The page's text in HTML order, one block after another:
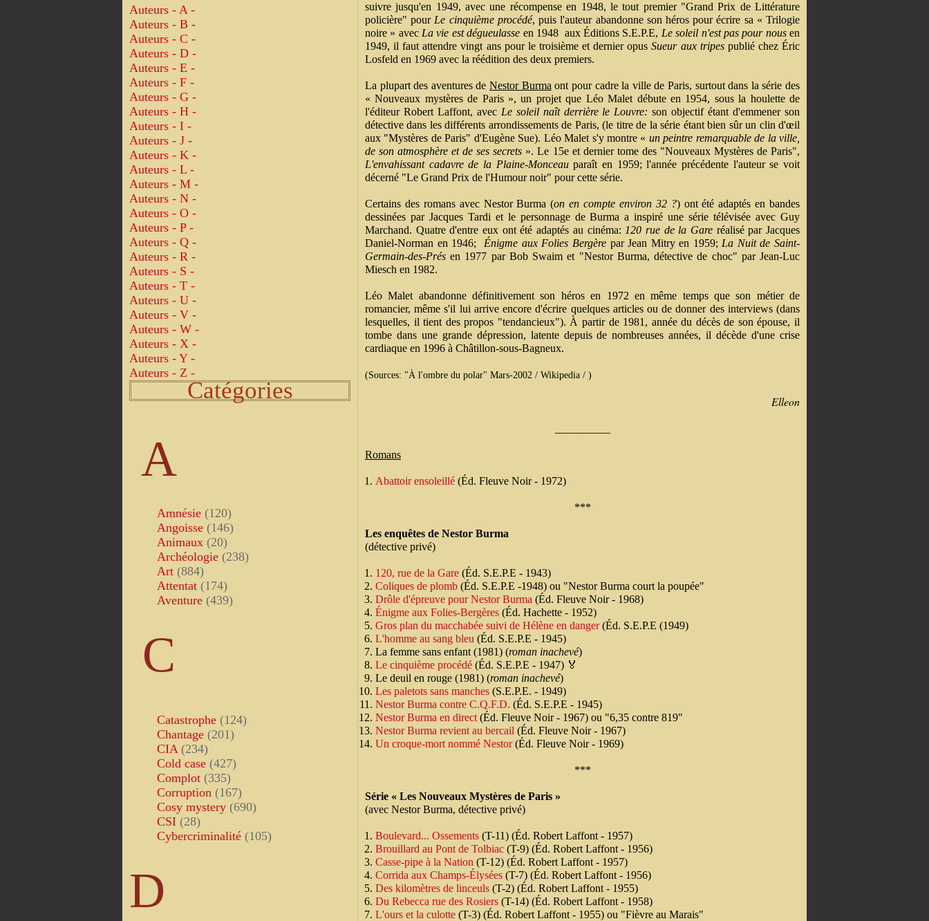
Auteurs - A -
Auteurs - B -
Auteurs - C -
Auteurs - D -
Auteurs - E -
Auteurs - F -
Auteurs - G -
Auteurs - H -
Auteurs - I -
Auteurs - J -
Auteurs - K -
Auteurs - L -
Auteurs - M -
Auteurs - N -
Auteurs - O -
Auteurs - P -
Auteurs - Q -
Auteurs - R -
Auteurs - S -
Auteurs - T -
Auteurs - U -
Auteurs - V -
Auteurs - W -
Auteurs - X -
Auteurs - Y -
Auteurs - Z -
Catégories
A
Amnésie (120)
Angoisse (146)
Animaux (20)
Archéologie (238)
Art (884)
Attentat (174)
Aventure (439)
C
Catastrophe (124)
Chantage (201)
CIA (234)
Cold case (427)
Complot (335)
Corruption (167)
Cosy mystery (690)
CSI (28)
Cybercriminalité (105)
D
suivre jusqu'en 1949, avec une récompense en 1948, le tout premier "Grand Prix de Littérature
policière" pour Le cinquième procédé, puis l'auteur abandonne son héros pour écrire sa « Trilogie
noire » avec La vie est dégueulasse en 1948 aux Éditions S.E.P.E, Le soleil n'est pas pour nousen
1949, il faut attendre vingt ans pour le troisième et dernier opusSueur aux tripespublié chez Éric
Losfeld en 1969 avec la réédition des deux premiers.
La plupart des aventures deNestor Burma ont pour cadre la ville de Paris, surtout dans la série des
« Nouveaux mystères de Paris », un projet que Léo Malet débute en 1954, sous la houlette de
l'éditeur Robert Laffont, avec Le soleil naît derrière le Louvre: son objectif étant d'emmener son
détective dans les différents arrondissements de Paris, (le titre de la série étant bien sûr un clin d'œil
aux "Mystères de Paris" d'Eugène Sue). Léo Malet s'y montre « un peintre remarquable de la ville,
de son atmosphère et de ses secrets ». Le 15e et dernier tome des "Nouveaux Mystères de Paris",
L'envahissant cadavre de la Plaine-Monceauparaît en 1959; l'année précédente l'auteur se voit
décerné "Le Grand Prix de l'Humour noir" pour cette série.
Certains des romans avec Nestor Burma (on en compte environ 32 ?) ont été adaptés en bandes
dessinées par Jacques Tardi et le personnage de Burma a inspiré une série télévisée avec Guy
Marchand. Quatre d'entre eux ont été adaptés au cinéma: 120 rue de la Gareréalisé par Jacques
Daniel-Norman en 1946; Énigme aux Folies Bergèrepar Jean Mitry en 1959; La Nuit de Saint-
Germain-des-Prés en 1977 par Bob Swaim et "Nestor Burma, détective de choc" par Jean-Luc
Miesch en 1982.
Léo Malet abandonne définitivement son héros en 1972 en même temps que son métier de
romancier, même s'il lui arrive encore d'écrire quelques articles ou de donner des interviews (dans
lesquelles, il tient des propos "tendancieux"). À partir de 1981, année du décès de son épouse, il
tombe dans une grande dépression, latente depuis de nombreuses années, il décède d'une crise
cardiaque en 1996 à Châtillon-sous-Bagneux.
(Sources: "À l'ombre du polar" Mars-2002 / Wikipedia / )
Elleon
Romans
Abattoir ensoleillé (Éd. Fleuve Noir - 1972)
***
Les enquêtes de Nestor Burma
(détective privé)
120, rue de la Gare (Éd. S.E.P.E - 1943)
Coliques de plomb (Éd. S.E.P.E -1948) ou "Nestor Burma court la poupée"
Drôle d'épreuve pour Nestor Burma (Éd. Fleuve Noir - 1968)
Énigme aux Folies-Bergères (Éd. Hachette - 1952)
Gros plan du macchabée suivi de Hélène en danger(Éd. S.E.P.E (1949)
L'homme au sang bleu (Éd. S.E.P.E - 1945)
La femme sans enfant (1981) (roman inachevé)
Le cinquième procédé (Éd. S.E.P.E - 1947) 🏅
Le deuil en rouge (1981) (roman inachevé)
Les paletots sans manches (S.E.P.E. - 1949)
Nestor Burma contre C.Q.F.D. (Éd. S.E.P.E - 1945)
Nestor Burma en direct (Éd. Fleuve Noir - 1967) ou "6,35 contre 819"
Nestor Burma revient au bercail (Éd. Fleuve Noir - 1967)
Un croque-mort nommé Nestor(Éd. Fleuve Noir - 1969)
***
Série « Les Nouveaux Mystères de Paris »
(avec Nestor Burma, détective privé)
Boulevard... Ossements (T-11) (Éd. Robert Laffont - 1957)
Brouillard au Pont de Tolbiac (T-9) (Éd. Robert Laffont - 1956)
Casse-pipe à la Nation (T-12) (Éd. Robert Laffont - 1957)
Corrida aux Champs-Élysées (T-7) (Éd. Robert Laffont - 1956)
Des kilomètres de linceuls (T-2) (Éd. Robert Laffont - 1955)
Du Rebecca rue des Rosiers (T-14) (Éd. Robert Laffont - 1958)
L'ours et la culotte (T-3) (Éd. Robert Laffont - 1955) ou "Fièvre au Marais"